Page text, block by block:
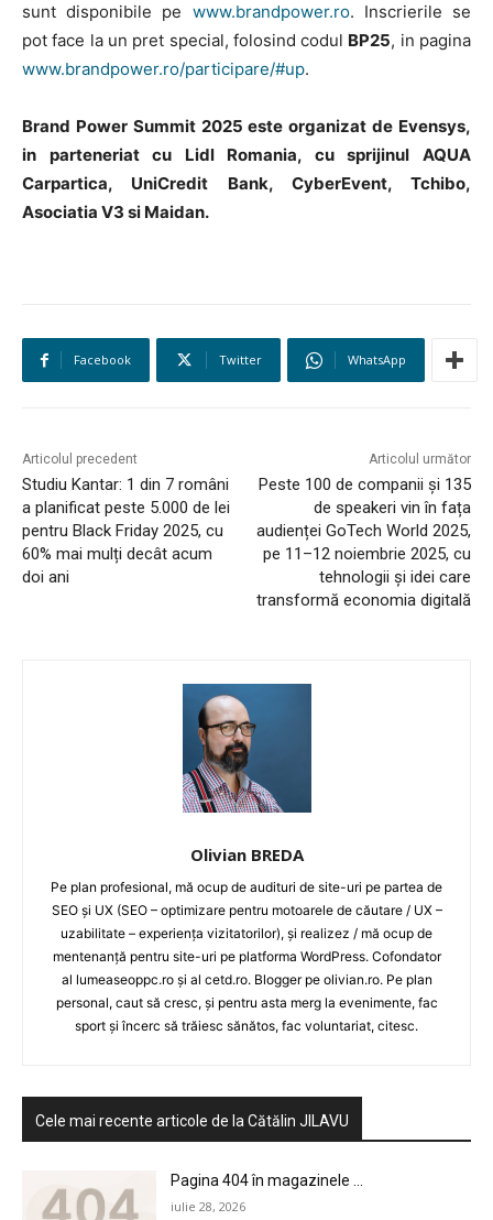
NEWS
sunt disponibile pe www.brandpower.ro. Inscrierile se
pot face la un pret special, folosind codul BP25, in pagina
www.brandpower.ro/participare/#up.
Brand Power Summit 2025 este organizat de Evensys,
in parteneriat cu Lidl Romania, cu sprijinul AQUA
Carpartica, UniCredit Bank, CyberEvent, Tchibo,
Asociatia V3 si Maidan.
Facebook Twitter WhatsApp
Articolul precedent
Studiu Kantar: 1 din 7 români
a planificat peste 5.000 de lei
pentru Black Friday 2025, cu
60% mai mulți decât acum
doi ani
Articolul următor
Peste 100 de companii și 135
de speakeri vin în fața
audienței GoTech World 2025,
pe 11–12 noiembrie 2025, cu
tehnologii și idei care
transformă economia digitală
Olivian BREDA
Pe plan profesional, mă ocup de audituri de site-uri pe partea de
SEO și UX (SEO – optimizare pentru motoarele de căutare / UX –
uzabilitate – experiența vizitatorilor), și realizez / mă ocup de
mentenanță pentru site-uri pe platforma WordPress. Cofondator
al lumeaseoppc.ro și al cetd.ro. Blogger pe olivian.ro. Pe plan
personal, caut să cresc, și pentru asta merg la evenimente, fac
sport și încerc să trăiesc sănătos, fac voluntariat, citesc.
Cele mai recente articole de la Cătălin JILAVU
Pagina 404 în magazinele ...
iulie 28, 2026